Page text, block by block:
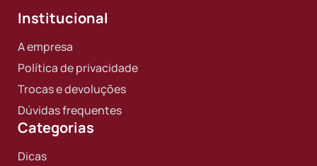
Institucional
A empresa
Política de privacidade
Trocas e devoluções
Dúvidas frequentes
Categorias
Dicas